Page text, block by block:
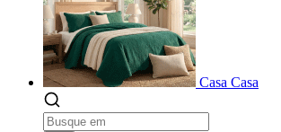
Casa Casa